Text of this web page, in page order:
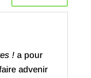
!a pour
advenir